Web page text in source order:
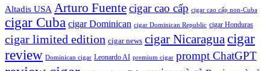
Altadis USA Arturo Fuentecigar cao cấp cigar cao cấp non-Cuba
cigar Cuba cigar Dominican cigar Dominican Republic cigar Honduras
cigar limited edition cigar news cigar Nicaraguacigar
review Dominican cigar Leonardo AI premium cigar prompt ChatGPT